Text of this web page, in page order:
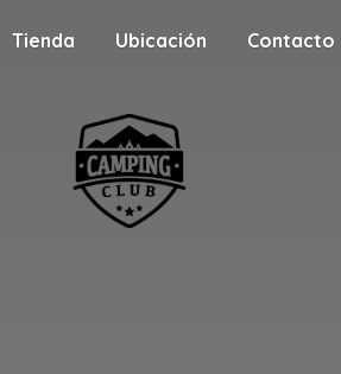
Tienda Ubicación Contacto